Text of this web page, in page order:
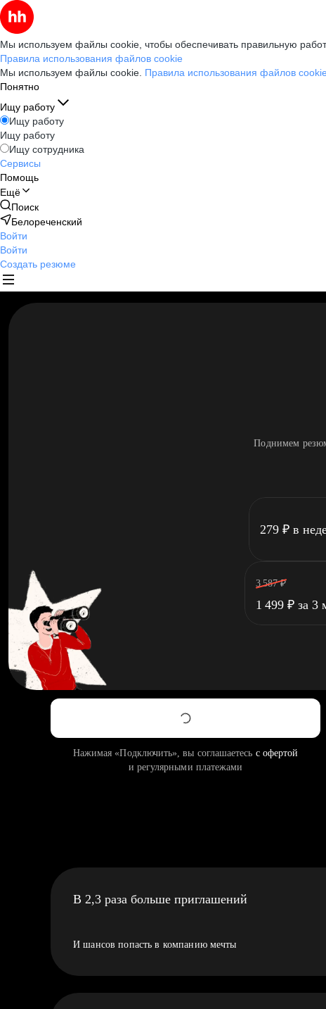
Мы используем файлы cookie, чтобы обеспечивать правильную
Правила использования файлов cookie
Мы используем файлы cookie. Правила использования файлов cookie
Понятно
Ищу работу
Ищу работу
Ищу работу
Ищу сотрудника
Сервисы
Помощь
Ещё
Поиск
Белореченский
Войти
Войти
Создать резюме
Поднимем
279 ₽ в
3 587 ₽
1 499 ₽ за 3
Нажимая «Подключить», вы соглашаетесь с офертой
и регулярными платежами
В 2,3 раза больше приглашений
И шансов попасть в компанию мечты